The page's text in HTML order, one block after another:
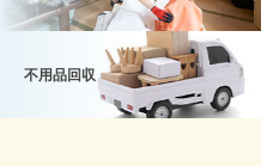
不用品回収